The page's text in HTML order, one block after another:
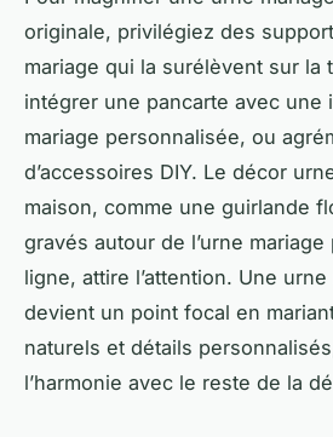
originale, privilégiez des
mariage qui la surélèvent sur la
intégrer une pancarte avec une
mariage personnalisée, ou
d’accessoires DIY. Le décor
maison, comme une guirlande
gravés autour de l’urne
ligne, attire l’attention. Une
devient un point focal en
naturels et détails
l’harmonie avec le reste de la